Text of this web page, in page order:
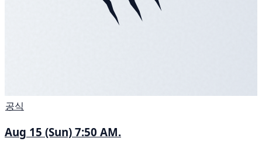
공식
Aug 15 (Sun) 7:50 AM.